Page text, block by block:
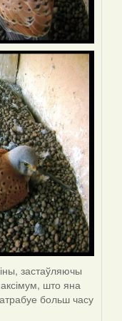
застаўляючы
што яна
больш часу